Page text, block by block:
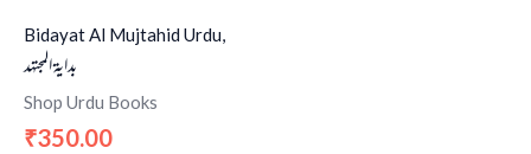
Bidayat Al Mujtahid Urdu,
بداية المجتهد
Shop Urdu Books
₹350.00